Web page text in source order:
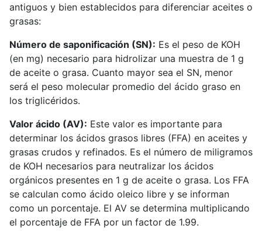
antiguos y bien establecidos para diferenciar aceites o
grasas:
Número de saponificación (SN): Es el peso de KOH
(en mg) necesario para hidrolizar una muestra de 1 g
de aceite o grasa. Cuanto mayor sea el SN, menor
será el peso molecular promedio del ácido graso en
los triglicéridos.
Valor ácido (AV): Este valor es importante para
determinar los ácidos grasos libres (FFA) en aceites y
grasas crudos y refinados. Es el número de miligramos
de KOH necesarios para neutralizar los ácidos
orgánicos presentes en 1 g de aceite o grasa. Los FFA
se calculan como ácido oleico libre y se informan
como un porcentaje. El AV se determina multiplicando
el porcentaje de FFA por un factor de 1.99.